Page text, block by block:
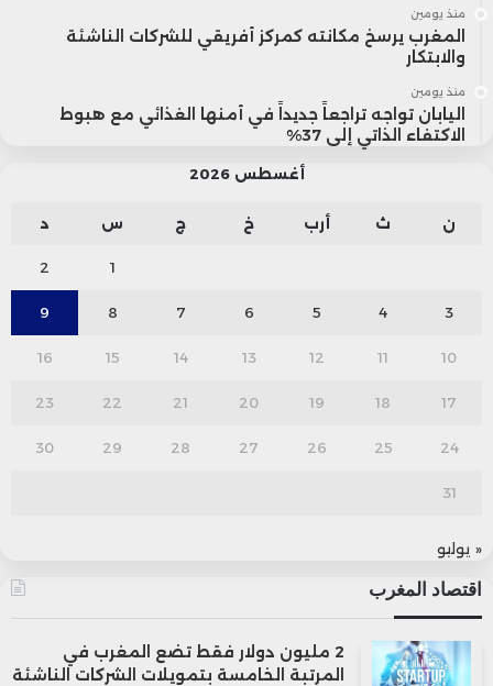
منذ يومين
المغرب يرسخ مكانته كمركز أفريقي للشركات الناشئة
والابتكار
منذ يومين
اليابان تواجه تراجعاً جديداً في أمنها الغذائي مع هبوط
الاكتفاء الذاتي إلى 37%
أغسطس 2026
ن ث أرب خ ج س د
1
2
3
4
5
6
7
8
9
10
11
12
13
14
15
16
17
18
19
20
21
22
23
24
25
26
27
28
29
30
31
« يوليو
اقتصاد المغرب
2 مليون دولار فقط تضع المغرب في
المرتبة الخامسة بتمويلات الشركات الناشئة